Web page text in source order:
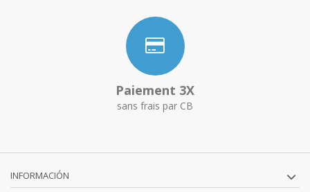
Paiement 3X
sans frais par CB
INFORMACIÓN